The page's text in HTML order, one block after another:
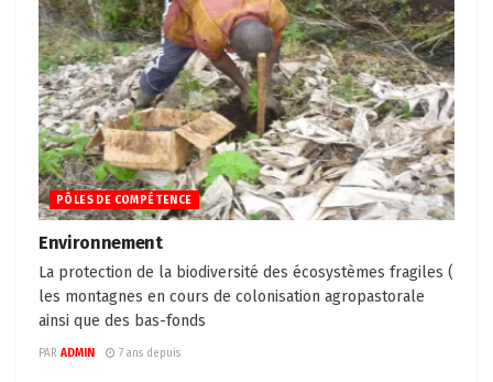
PÔLES DE COMPÉTENCE
Environnement
La protection de la biodiversité des écosystèmes fragiles (
les montagnes en cours de colonisation agropastorale
ainsi que des bas-fonds
PAR ADMIN 7 ans depuis